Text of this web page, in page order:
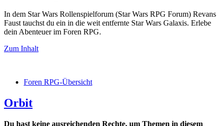
In dem Star Wars Rollenspielforum (Star Wars RPG Forum) Revans
Faust tauchst du ein in die weit entfernte Star Wars Galaxis. Erlebe
dein Abenteuer im Foren RPG.
Zum Inhalt
Foren RPG-Übersicht
Orbit
Du hast keine ausreichenden Rechte, um Themen in diesem